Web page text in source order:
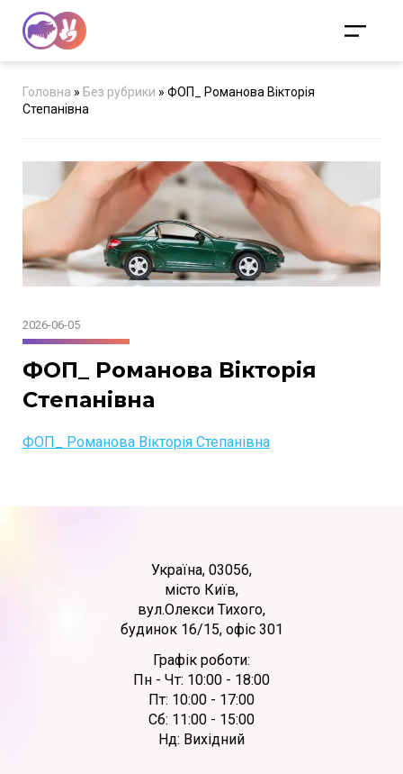
Головна » Без рубрики » ФОП_ Романова Вікторія
Степанівна
2026-06-05
ФОП_ Романова Вікторія
Степанівна
ФОП_ Романова Вікторія Степанівна
Україна, 03056,
місто Київ,
вул.Олекси Тихого,
будинок 16/15, офіс 301
Графік роботи:
Пн - Чт: 10:00 - 18:00
Пт: 10:00 - 17:00
Сб: 11:00 - 15:00
Нд: Вихідний